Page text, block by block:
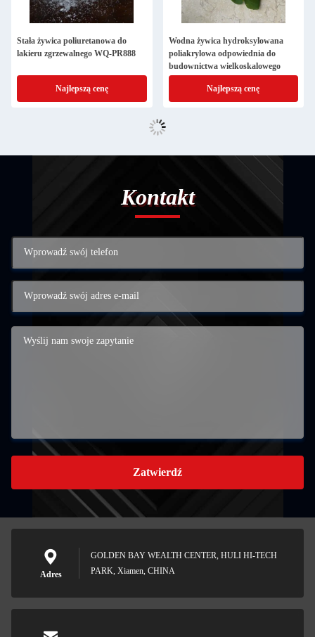
Stała żywica poliuretanowa do
lakieru zgrzewalnego WQ-PR888
Najlepszą cenę
Wodna żywica hydroksylowana
poliakrylowa odpowiednia do
budownictwa wielkoskalowego
Najlepszą cenę
Kontakt
Zatwierdź
Adres
GOLDEN BAY WEALTH CENTER, HULI HI-TECH
PARK, Xiamen, CHINA